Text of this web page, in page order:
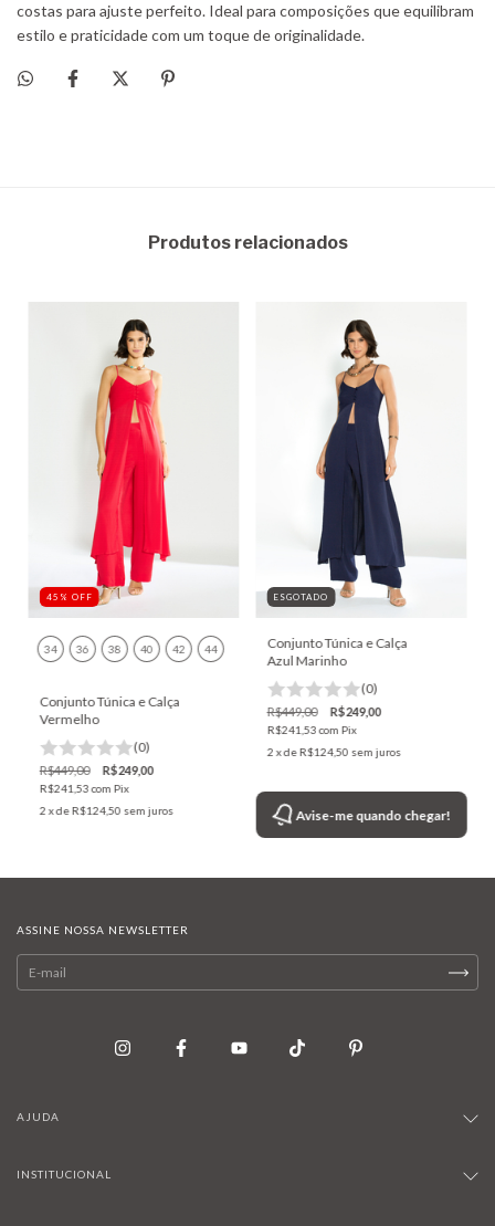
Produtos relacionados
45 % OFF
34 36 38 40 42 44
Conjunto Túnica e Calça
Vermelho
(0)
R$449,00 R$249,00
R$241,53com Pix
2 x deR$124,50 sem juros
ESGOTADO
Conjunto Túnica e Calça
Azul Marinho
(0)
R$449,00 R$249,00
R$241,53com Pix
2 x deR$124,50 sem juros
Avise-me quando chegar!
ASSINE NOSSA NEWSLETTER
AJUDA
INSTITUCIONAL